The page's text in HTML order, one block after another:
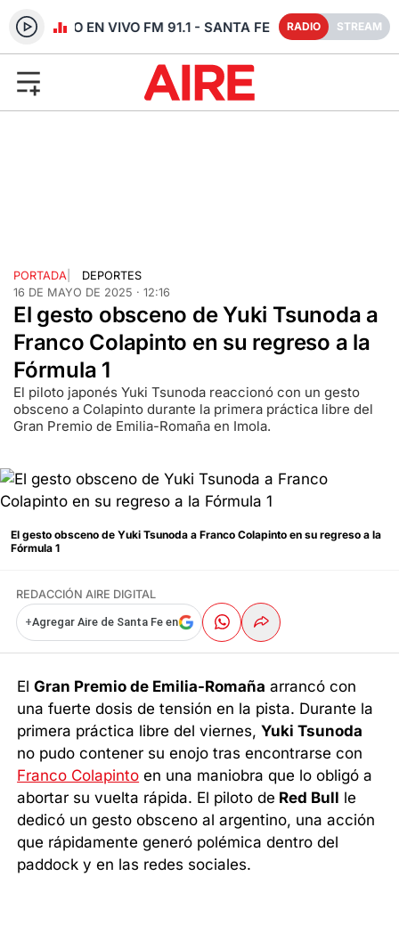
RADIO EN VIVO FM 91.1 - SANTA FE RADIO STREAM
PORTADA
DEPORTES
16 DE MAYO DE 2025 · 12:16
El gesto obsceno de Yuki Tsunoda a
Franco Colapinto en su regreso a la
Fórmula 1
El piloto japonés Yuki Tsunoda reaccionó con un gesto
obsceno a Colapinto durante la primera práctica libre del
Gran Premio de Emilia-Romaña en Imola.
El gesto obsceno de Yuki Tsunoda a Franco Colapinto en su regreso a la
Fórmula 1
REDACCIÓN AIRE DIGITAL
+Agregar Aire de Santa Fe en
ElGran Premio de Emilia-Romaña arrancó con
una fuerte dosis de tensión en la pista. Durante la
primera práctica libre del viernes,Yuki Tsunoda
no pudo contener su enojo tras encontrarse con
Franco Colapinto en una maniobra que lo obligó a
abortar su vuelta rápida. El piloto de Red Bull le
dedicó un gesto obsceno al argentino, una acción
que rápidamente generó polémica dentro del
paddock y en las redes sociales.